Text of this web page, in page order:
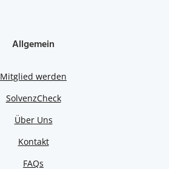
Allgemein
Mitglied werden
SolvenzCheck
Über Uns
Kontakt
FAQs